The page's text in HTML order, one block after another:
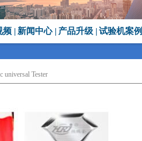
频 | 新闻中心| 产品升级 |试验机案例
Tester